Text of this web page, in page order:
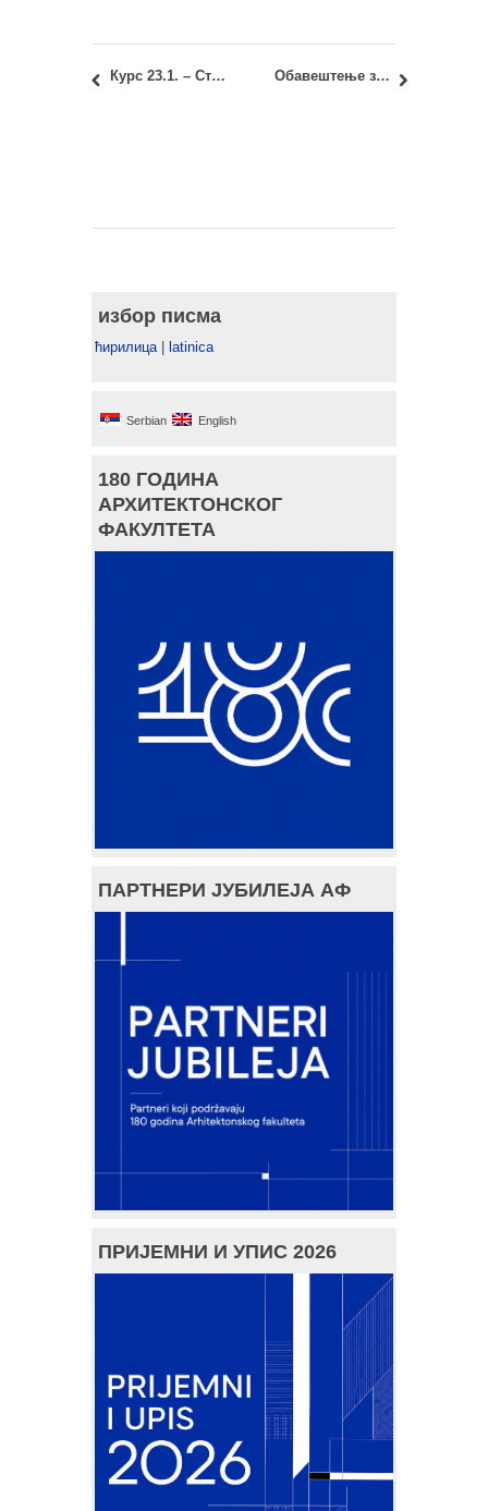
Курс 23.1. – Стручна пракса: Полагање теста и предаја семинарских радова и дневника праксе Обавештење за прелаз студената са других факултета у школској 2015/16
избор писма
ћирилица| latinica
Serbian English
180 ГОДИНА
АРХИТЕКТОНСКОГ
ФАКУЛТЕТА
ПАРТНЕРИ ЈУБИЛЕЈА АФ
ПРИЈЕМНИ И УПИС 2026